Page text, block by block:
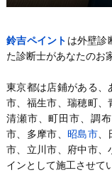
鈴吉ペイント は外壁診
た診断士があなたのお
東京都は店鋪がある
市、福生市、瑞穂町、
清瀬市、町田市、調
市、多摩市、 昭島市
市、立川市、府中市、
インとして施工させて